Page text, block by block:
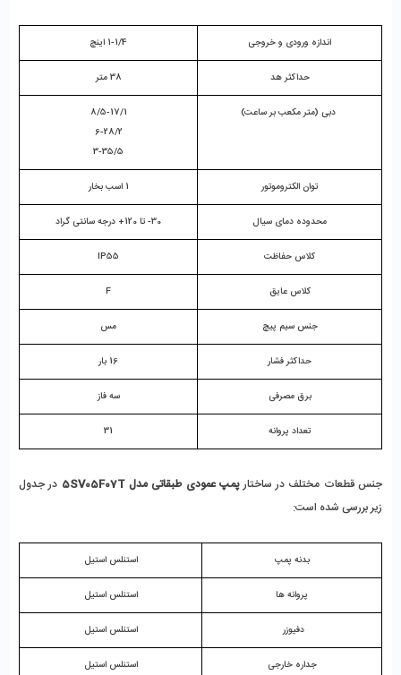
اندازه ورودی و خروجی 1-1/4 اینچ
حداکثر هد 38 متر
دبی (متر مکعب بر ساعت)
8/5-17/1
6-28/2
3-35/5
توان الکتروموتور 1 اسب بخار
محدوده دمای سیال 30- تا 120+ درجه سانتی گراد
کلاس حفاظت IP55
کلاس عایق F
جنس سیم پیچ مس
حداکثر فشار 16 بار
برق مصرفی سه فاز
تعداد پروانه 31
جنس قطعات مختلف در ساختار پمپ عمودی طبقاتی مدل 5SV05F07T
زیر بررسی شده است:
بدنه پمپ استنلس استیل
پروانه ها استنلس استیل
دفیوزر استنلس استیل
جداره خارجی استنلس استیل